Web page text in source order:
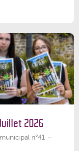
2026
n°41 –